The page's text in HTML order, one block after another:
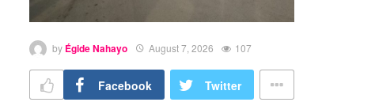
by Égide Nahayo August 7, 2026 107
Facebook Twitter